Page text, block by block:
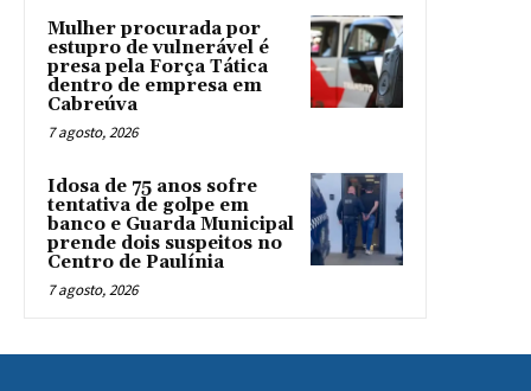
Mulher procurada por
estupro de vulnerável é
presa pela Força Tática
dentro de empresa em
Cabreúva
7 agosto, 2026
Idosa de 75 anos sofre
tentativa de golpe em
banco e Guarda Municipal
prende dois suspeitos no
Centro de Paulínia
7 agosto, 2026